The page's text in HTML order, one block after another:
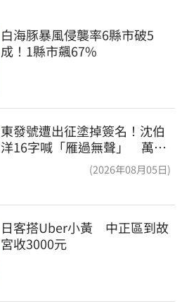
白海豚暴風侵襲率6縣市破5
成！1縣市飆67%
東發號遭出征塗掉簽名！沈伯
洋16字喊「雁過無聲」 萬人
(2026年08月05日)
日客搭Uber小黃　中正區到故
宮收3000元